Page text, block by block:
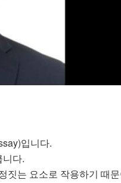
입니다.
다.
짓는 요소로 작용하기 때